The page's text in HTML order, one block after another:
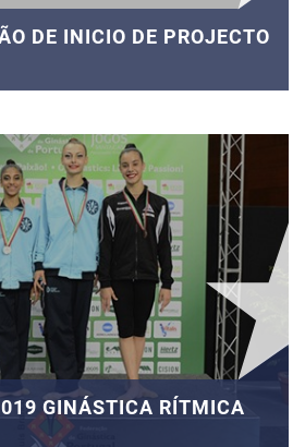
DE INICIO DE PROJECTO
GINÁSTICA RÍTMICA